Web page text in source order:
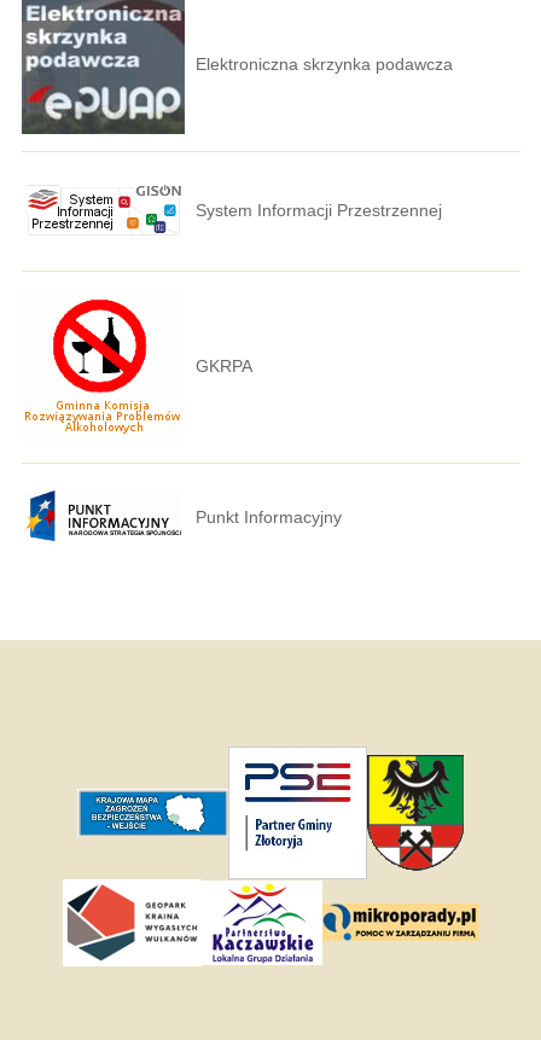
Elektroniczna skrzynka podawcza
System Informacji Przestrzennej
GKRPA
Punkt Informacyjny